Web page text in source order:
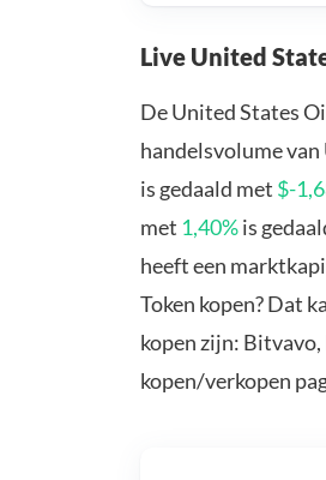
Live United
De United States
handelsvolume
is gedaald met $-
met 1,40%is
heeft een
Token kopen? Dat
kopen zijn: Bitvavo,
kopen/verkopen